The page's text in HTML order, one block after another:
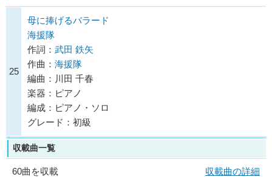
25
母に捧げるバラード
海援隊
作詞： 武田 鉄矢
作曲： 海援隊
編曲：川田 千春
楽器：ピアノ
編成：ピアノ・ソロ
グレード：初級
収載曲一覧
60曲を収載
収載曲の詳細